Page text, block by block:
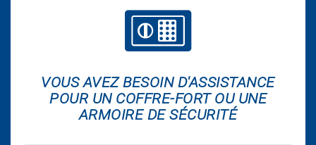
VOUS AVEZ BESOIN D'ASSISTANCE
POUR UN COFFRE-FORT OU UNE
ARMOIRE DE SÉCURITÉ